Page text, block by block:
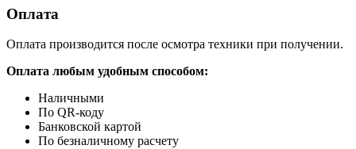
Оплата
Оплата производится после осмотра техники при получении.
Оплата любым удобным способом:
Наличными
По QR-коду
Банковской картой
По безналичному расчету